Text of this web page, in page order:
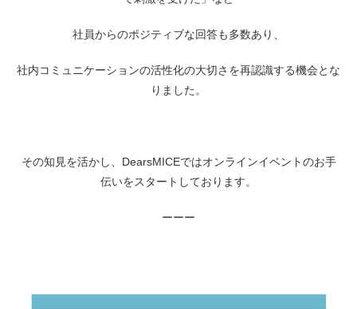
社員からのポジティブな回答も多数あり、
社内コミュニケーションの活性化の大切さを再認識する機会とな
りました。
その知見を活かし、DearsMICEではオンラインイベントのお手
伝いをスタートしております。
ーーー